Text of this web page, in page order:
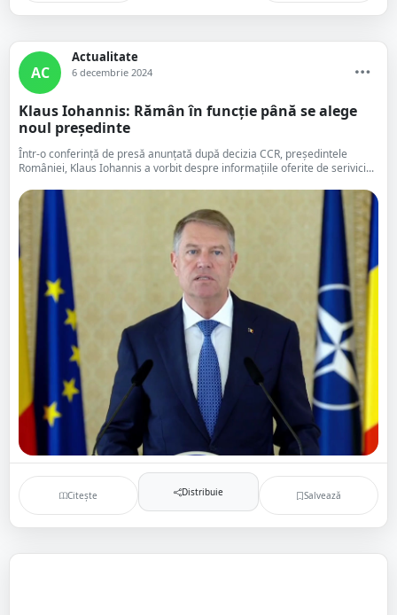
AC
Actualitate
6 decembrie 2024
Klaus Iohannis: Rămân în funcție până se alege
noul președinte
Într-o conferință de presă anunțată după decizia CCR, președintele
României, Klaus Iohannis a vorbit despre informațiile oferite de serivici...
Citește Distribuie Salvează